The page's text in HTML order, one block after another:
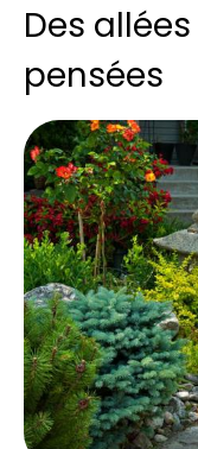
Des
pensées